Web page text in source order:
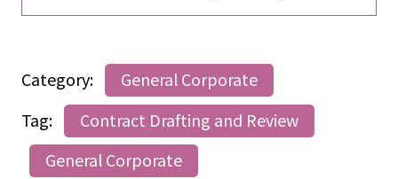
Category:
General Corporate
Tag:
Contract Drafting and Review
General Corporate